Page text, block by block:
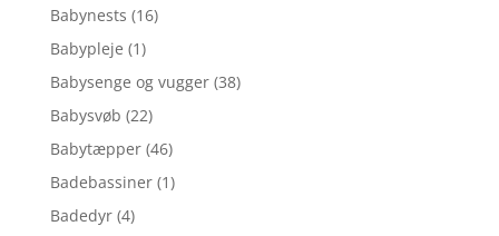
Babynests (16)
Babypleje (1)
Babysenge og vugger (38)
Babysvøb (22)
Babytæpper (46)
Badebassiner (1)
Badedyr (4)